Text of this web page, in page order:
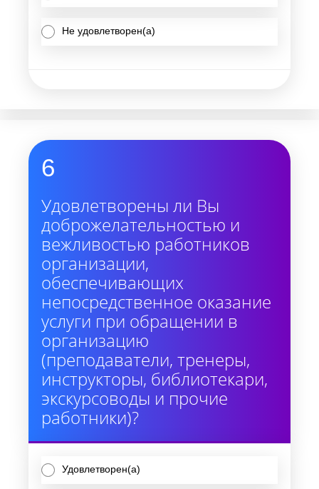
Не удовлетворен(а)
6
Удовлетворены ли Вы
доброжелательностью и
вежливостью работников
организации,
обеспечивающих
непосредственное оказание
услуги при обращении в
организацию
(преподаватели, тренеры,
инструкторы, библиотекари,
экскурсоводы и прочие
работники)?
Удовлетворен(а)